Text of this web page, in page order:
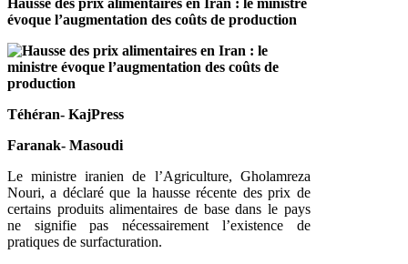
Hausse des prix alimentaires en Iran : le ministre
évoque l’augmentation des coûts de production
Téhéran- KajPress
Faranak- Masoudi
Le ministre iranien de l’Agriculture, Gholamreza
Nouri, a déclaré que la hausse récente des prix de
certains produits alimentaires de base dans le pays
ne signifie pas nécessairement l’existence de
pratiques de surfacturation.